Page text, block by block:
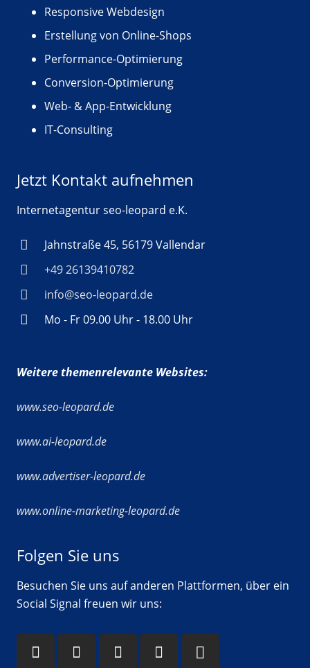
Responsive Webdesign
Erstellung von Online-Shops
Performance-Optimierung
Conversion-Optimierung
Web- & App-Entwicklung
IT-Consulting
Jetzt Kontakt aufnehmen
Internetagentur seo-leopard e.K.
Jahnstraße 45, 56179 Vallendar
+49 26139410782
info@seo-leopard.de
Mo - Fr 09.00 Uhr - 18.00 Uhr
Weitere themenrelevante Websites:
www.seo-leopard.de
www.ai-leopard.de
www.advertiser-leopard.de
www.online-marketing-leopard.de
Folgen Sie uns
Besuchen Sie uns auf anderen Plattformen, über ein
Social Signal freuen wir uns: